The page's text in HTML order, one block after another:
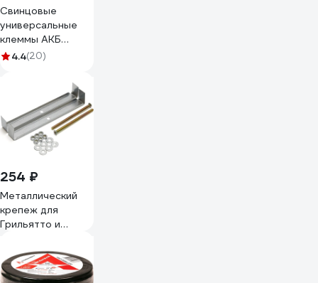
Свинцовые
универсальные
клеммы АКБ
ДАЛИ-авто болт
4.4(20)
254 ₽
Металлический
крепеж для
Грильятто и
потолков FERON
LD4020 115х18х25